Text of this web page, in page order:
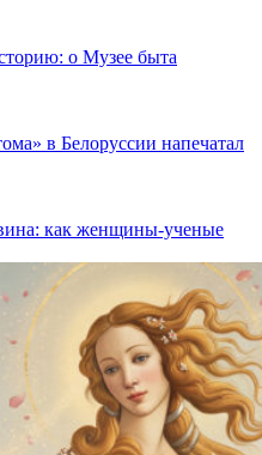
о Музее быта
в Белоруссии напечатал
как женщины-ученые